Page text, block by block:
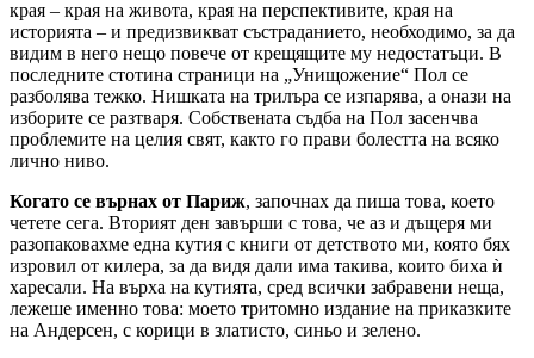
края – края на живота, края на перспективите, края на
историята – и предизвикват състраданието, необходимо, за да
видим в него нещо повече от крещящите му недостатъци. В
последните стотина страници на „Унищожение“ Пол се
разболява тежко. Нишката на трилъра се изпарява, а онази на
изборите се разтваря. Собствената съдба на Пол засенчва
проблемите на целия свят, както го прави болестта на всяко
лично ниво.
Когато се върнах от Париж, започнах да пиша това, което
четете сега. Вторият ден завърши с това, че аз и дъщеря ми
разопаковахме една кутия с книги от детството ми, която бях
изровил от килера, за да видя дали има такива, които биха ѝ
харесали. На върха на кутията, сред всички забравени неща,
лежеше именно това: моето тритомно издание на приказките
на Андерсен, с корици в златисто, синьо и зелено.